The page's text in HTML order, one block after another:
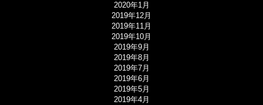
2020年1月
2019年12月
2019年11月
2019年10月
2019年9月
2019年8月
2019年7月
2019年6月
2019年5月
2019年4月